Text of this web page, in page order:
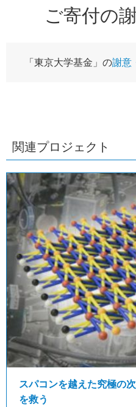
ご寄付の
「東京大学基金」の謝意
関連プロジェクト
スパコンを越えた究極の
を救う